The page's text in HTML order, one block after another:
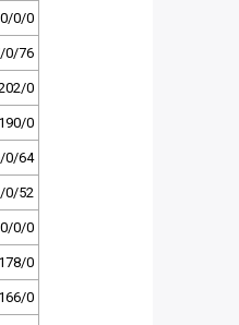
0/0/0
0/76
0
0
0/64
0/52
0/0/0
0
0